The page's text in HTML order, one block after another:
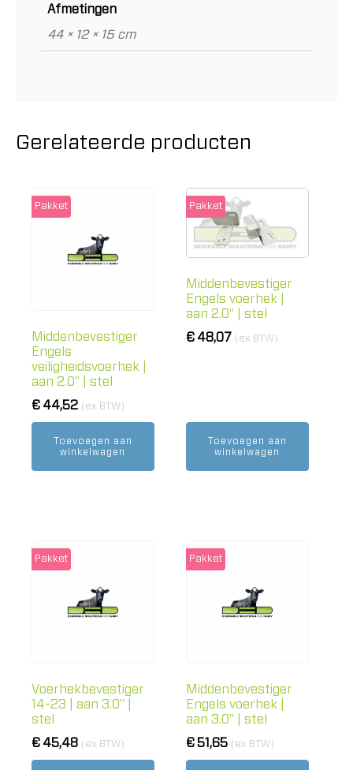
Afmetingen
44 × 12 × 15 cm
Gerelateerde producten
Middenbevestiger
Engels
veiligheidsvoerhek |
aan 2.0" | stel
Pakket
€ 44,52 (ex BTW)
Toevoegen aan
winkelwagen
Middenbevestiger
Engels voerhek |
aan 2.0" | stel
Pakket
€48,07 (ex BTW)
Toevoegen aan
winkelwagen
Voerhekbevestiger
14-23 | aan 3.0" |
stel
Pakket
€ 45,48 (ex BTW)
Middenbevestiger
Engels voerhek |
aan 3.0" | stel
Pakket
€51,65 (ex BTW)